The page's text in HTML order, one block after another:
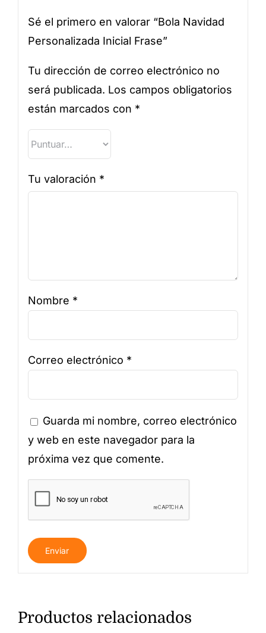
Sé el primero en valorar “Bola Navidad
Personalizada Inicial Frase”
Tu dirección de correo electrónico no
será publicada. Los campos obligatorios
están marcados con *
Tu valoración *
Nombre *
Correo electrónico *
Guarda mi nombre, correo electrónico
y web en este navegador para la
próxima vez que comente.
Productos relacionados